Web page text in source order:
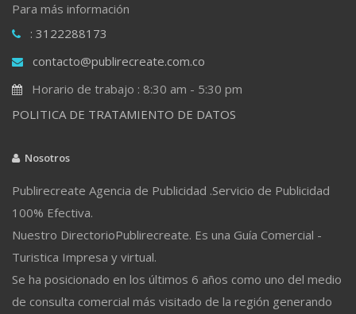
Para más información
: 3122288173
contacto@publirecreate.com.co
Horario de trabajo : 8:30 am - 5:30 pm
POLITICA DE TRATAMIENTO DE DATOS
Nosotros
Publirecreate Agencia de Publicidad .Servicio de Publicidad
100% Efectiva.
Nuestro DirectorioPublirecreate. Es una Guía Comercial -
Turistica Impresa y virtual.
Se ha posicionado en los últimos 6 años como uno del medio
de consulta comercial más visitado de la región generando